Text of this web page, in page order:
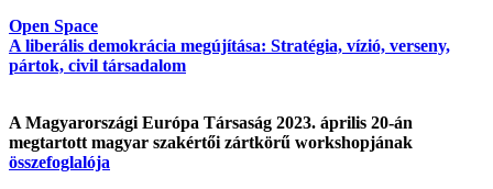
Open Space
A liberális demokrácia megújítása: Stratégia, vízió, verseny,
pártok, civil társadalom
A Magyarországi Európa Társaság 2023. április 20-án
megtartott magyar szakértői zártkörű workshopjának
összefoglalója